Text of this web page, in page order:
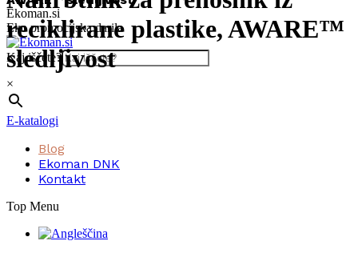
Skip
to
content
Ekoman.si
Eko promocijska darila
Kaj iščete?
×
E-katalogi
Blog
Ekoman DNK
Kontakt
Top Menu
reciklirane plastike, AWARE™
sledljivost